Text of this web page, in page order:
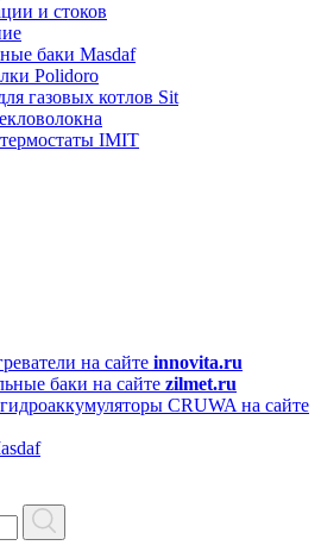
и стоков
баки Masdaf
Polidoro
газовых котлов Sit
IMIT
на сайте innovita.ru
баки на сайте zilmet.ru
CRUWA на сайте